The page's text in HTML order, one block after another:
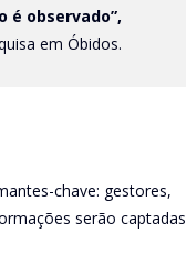
é observado”,
em Óbidos.
chave: gestores,
serão captadas